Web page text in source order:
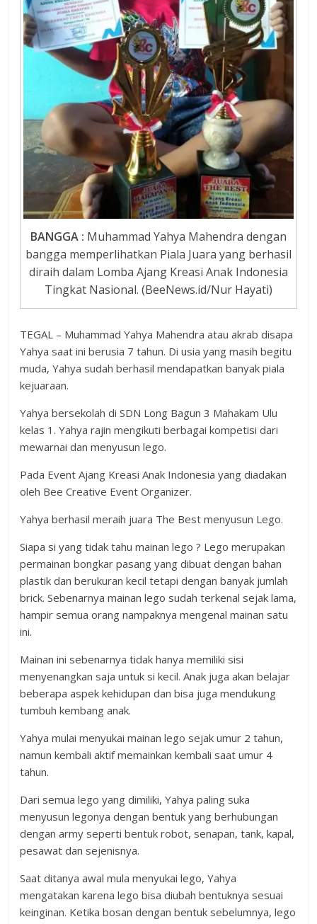
BANGGA : Muhammad Yahya Mahendra dengan
bangga memperlihatkan Piala Juara yang berhasil
diraih dalam Lomba Ajang Kreasi Anak Indonesia
Tingkat Nasional. (BeeNews.id/Nur Hayati)
TEGAL – Muhammad Yahya Mahendra atau akrab disapa
Yahya saat ini berusia 7 tahun. Di usia yang masih begitu
muda, Yahya sudah berhasil mendapatkan banyak piala
kejuaraan.
Yahya bersekolah di SDN Long Bagun 3 Mahakam Ulu
kelas 1. Yahya rajin mengikuti berbagai kompetisi dari
mewarnai dan menyusun lego.
Pada Event Ajang Kreasi Anak Indonesia yang diadakan
oleh Bee Creative Event Organizer.
Yahya berhasil meraih juara The Best menyusun Lego.
Siapa si yang tidak tahu mainan lego ? Lego merupakan
permainan bongkar pasang yang dibuat dengan bahan
plastik dan berukuran kecil tetapi dengan banyak jumlah
brick. Sebenarnya mainan lego sudah terkenal sejak lama,
hampir semua orang nampaknya mengenal mainan satu
ini.
Mainan ini sebenarnya tidak hanya memiliki sisi
menyenangkan saja untuk si kecil. Anak juga akan belajar
beberapa aspek kehidupan dan bisa juga mendukung
tumbuh kembang anak.
Yahya mulai menyukai mainan lego sejak umur 2 tahun,
namun kembali aktif memainkan kembali saat umur 4
tahun.
Dari semua lego yang dimiliki, Yahya paling suka
menyusun legonya dengan bentuk yang berhubungan
dengan army seperti bentuk robot, senapan, tank, kapal,
pesawat dan sejenisnya.
Saat ditanya awal mula menyukai lego, Yahya
mengatakan karena lego bisa diubah bentuknya sesuai
keinginan. Ketika bosan dengan bentuk sebelumnya, lego